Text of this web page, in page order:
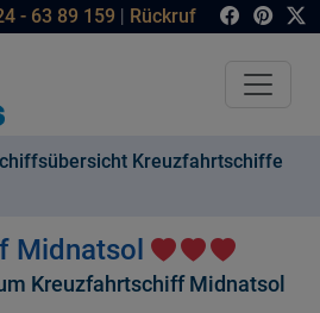
- 63 89 159 | Rückruf
Kreuzfahrtschiffe
Midnatsol
Kreuzfahrtschiff Midnatsol